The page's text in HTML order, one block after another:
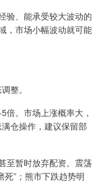
验、能承受较大波动的
，市场小幅波动就可能
整。
倍。市场上涨概率大，
仓操作，建议保留部
至暂时放弃配资。震荡
死”；熊市下跌趋势明